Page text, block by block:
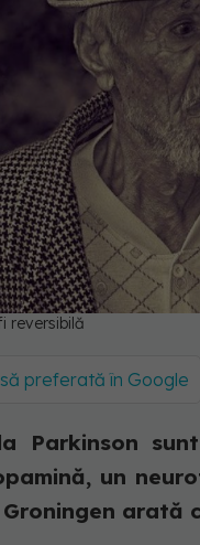
reversibilă
preferată în Google
Parkinson
un
arată